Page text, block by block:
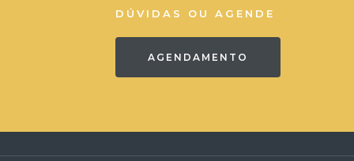
DÚVIDAS OU AGENDE
AGENDAMENTO